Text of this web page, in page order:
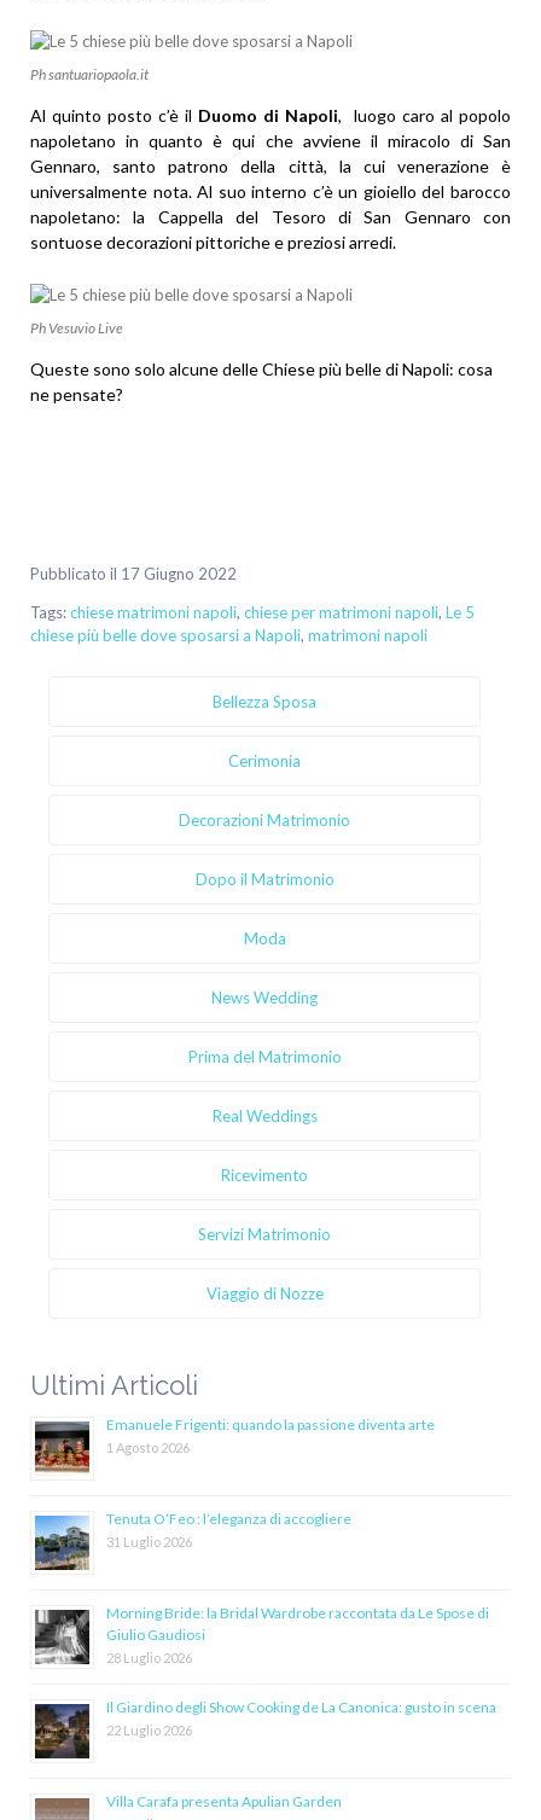
Ph santuariopaola.it
Al quinto posto c’è il Duomo di Napoli, luogo caro al popolo
napoletano in quanto è qui che avviene il miracolo di San
Gennaro, santo patrono della città, la cui venerazione è
universalmente nota. Al suo interno c’è un gioiello del barocco
napoletano: la Cappella del Tesoro di San Gennaro con
sontuose decorazioni pittoriche e preziosi arredi.
Ph Vesuvio Live
Queste sono solo alcune delle Chiese più belle di Napoli: cosa
ne pensate?
Pubblicato il 17 Giugno 2022
Tags:chiese matrimoni napoli, chiese per matrimoni napoli, Le 5
chiese più belle dove sposarsi a Napoli, matrimoni napoli
Bellezza Sposa
Cerimonia
Decorazioni Matrimonio
Dopo il Matrimonio
Moda
News Wedding
Prima del Matrimonio
Real Weddings
Ricevimento
Servizi Matrimonio
Viaggio di Nozze
Ultimi Articoli
Emanuele Frigenti: quando la passione diventa arte
1 Agosto 2026
Tenuta O’Feo : l’eleganza di accogliere
31 Luglio 2026
Morning Bride: la Bridal Wardrobe raccontata da Le Spose di
Giulio Gaudiosi
28 Luglio 2026
Il Giardino degli Show Cooking de La Canonica: gusto in scena
22 Luglio 2026
Villa Carafa presenta Apulian Garden